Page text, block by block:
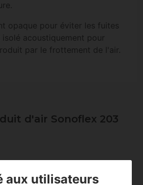
opaque pour éviter les fuites
acoustiquement pour
par le frottement de l'air.
d'air Sonoflex 203
aux utilisateurs